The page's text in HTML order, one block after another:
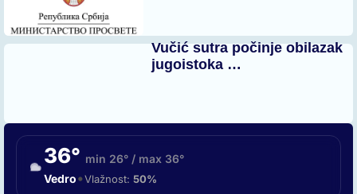
Vučić sutra počinje obilazak
jugoistoka …
36° min 26° / max 36°
Vedro•Vlažnost: 50%